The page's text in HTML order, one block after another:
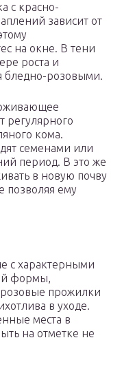
с красно-
зависит от
на окне. В тени
роста и
бледно-розовыми.
регулярного
кома.
семенами или
период. В это же
в новую почву
позволяя ему
с характерными
формы,
прожилки
в уходе.
места в
на отметке не